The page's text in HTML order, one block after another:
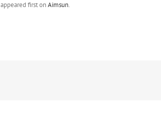
appeared first onAimsun.